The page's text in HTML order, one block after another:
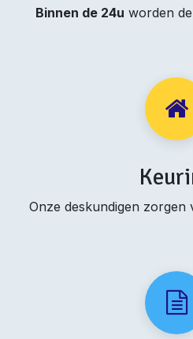
Binnen de 24u worden
Onze deskundigen zorgen